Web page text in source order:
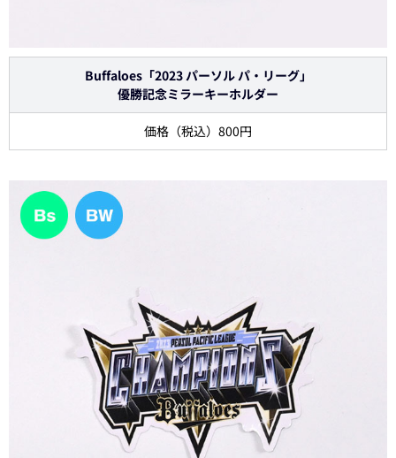
Buffaloes「2023 パーソル パ・リーグ」
優勝記念ミラーキーホルダー
価格（税込）800円